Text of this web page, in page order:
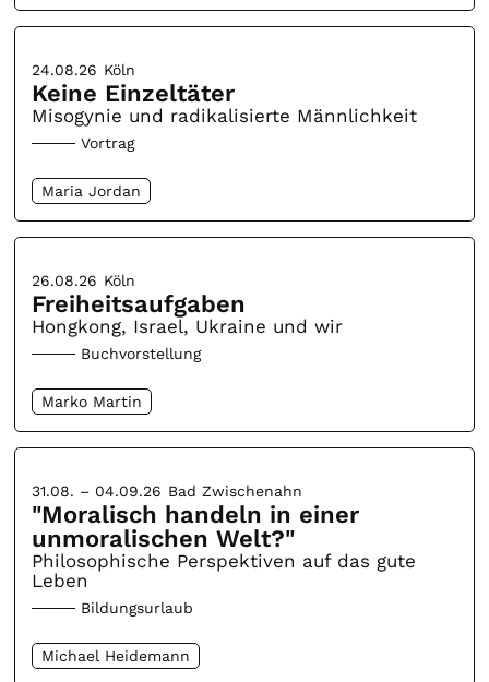
24.08.26 Köln
Keine Einzeltäter
Misogynie und radikalisierte Männlichkeit
Vortrag
Maria Jordan
26.08.26 Köln
Freiheitsaufgaben
Hongkong, Israel, Ukraine und wir
Buchvorstellung
Marko Martin
31.08. – 04.09.26 Bad Zwischenahn
"Moralisch handeln in einer
unmoralischen Welt?"
Philosophische Perspektiven auf das gute
Leben
Bildungsurlaub
Michael Heidemann